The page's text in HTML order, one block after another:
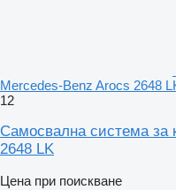
Mercedes-Benz Arocs 2648
12
Самосвална система за
2648 LK
Цена при поискване